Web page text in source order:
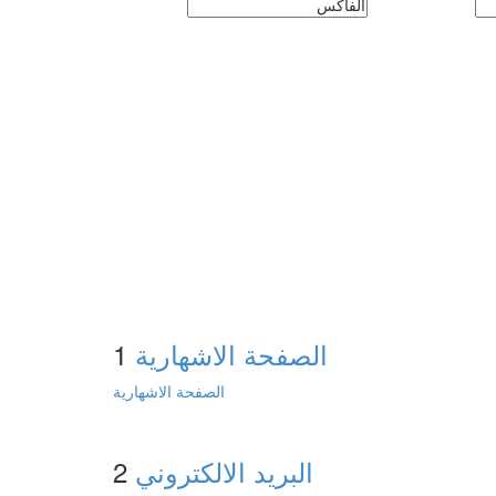
1 الصفحة الاشهارية
الصفحة الاشهارية
2 البريد الالكتروني